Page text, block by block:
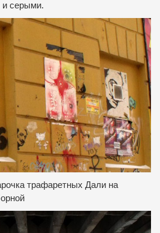
серыми.
трафаретных Дали на